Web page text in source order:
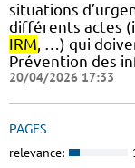
situations
différents actes
IRM, …) qui
Prévention des
20/04/2026 17:33
PAGES
relevance: